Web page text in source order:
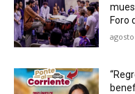
Foro